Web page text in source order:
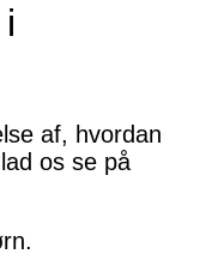
af, hvordan
os se på